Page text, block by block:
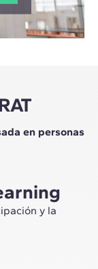
en personas
y la
única de